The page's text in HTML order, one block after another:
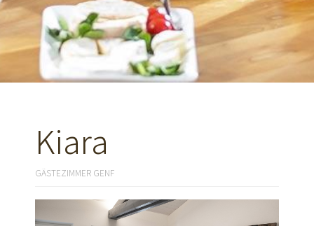
Kiara
GÄSTEZIMMER GENF